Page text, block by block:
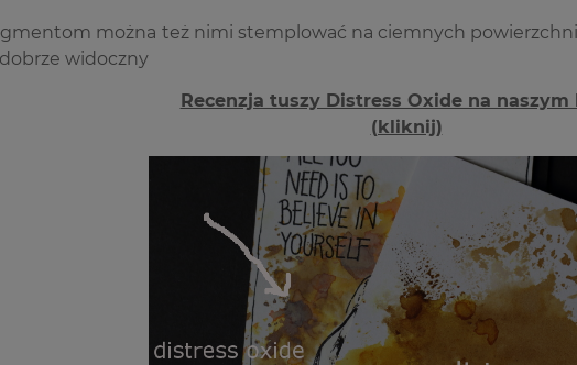
można też nimi stemplować na ciemnych
widoczny
Recenzja tuszy Distress Oxide na naszym
(kliknij)